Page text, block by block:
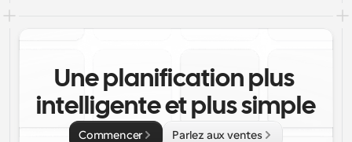
Une planification plus
intelligente et plus simple
Commencer Parlez aux ventes